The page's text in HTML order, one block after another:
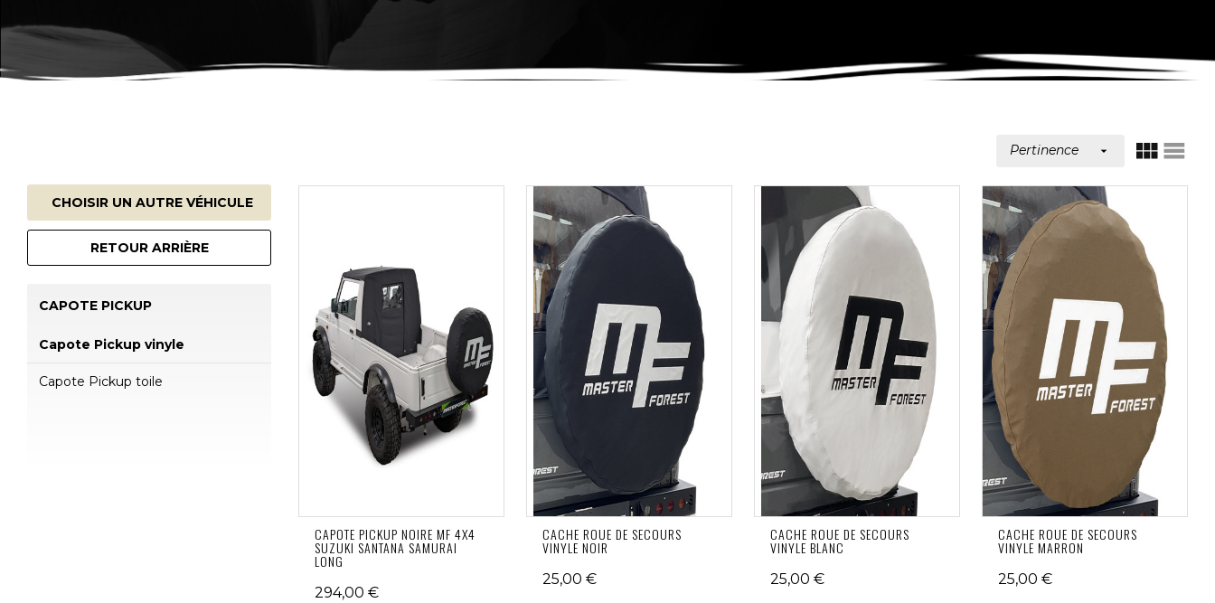
CHOISIR UN AUTRE VÉHICULE
RETOUR ARRIÈRE
CAPOTE PICKUP
Capote Pickup vinyle
Capote Pickup toile
Pertinence 
VUEVUE
CAPOTE PICKUP NOIRE MF 4X4
SUZUKI SANTANA SAMURAI
LONG
294,00 €
CACHE ROUE DE SECOURS
VINYLE NOIR
25,00 €
CACHE ROUE DE SECOURS
VINYLE BLANC
25,00 €
CACHE ROUE DE SECOURS
VINYLE MARRON
25,00 €